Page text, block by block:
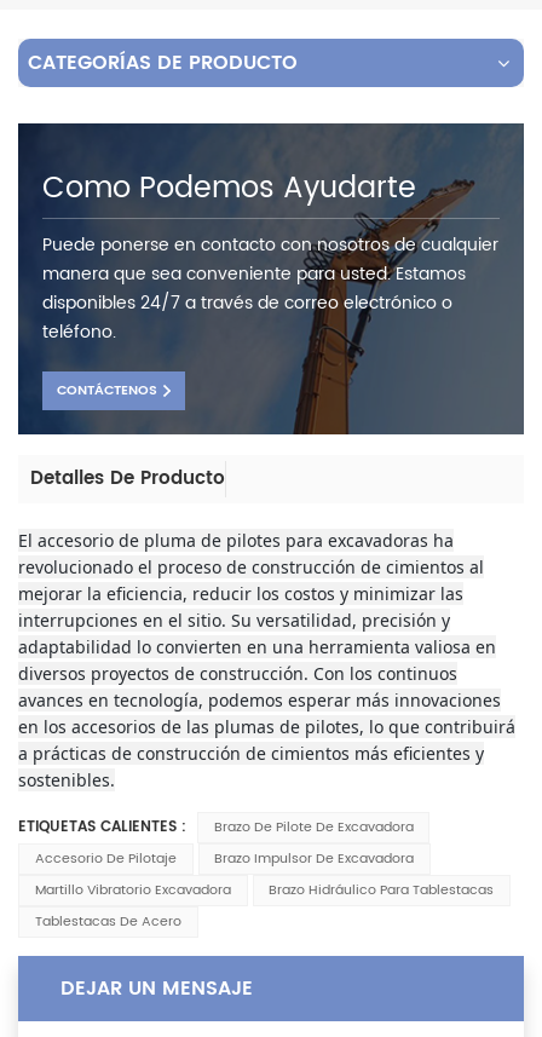
CATEGORÍAS DE PRODUCTO
Como Podemos Ayudarte
Puede ponerse en contacto con nosotros de cualquier
manera que sea conveniente para usted. Estamos
disponibles 24/7 a través de correo electrónico o
teléfono.
CONTÁCTENOS
Detalles De Producto
El accesorio de pluma de pilotes para excavadoras ha
revolucionado el proceso de construcción de cimientos al
mejorar la eficiencia, reducir los costos y minimizar las
interrupciones en el sitio. Su versatilidad, precisión y
adaptabilidad lo convierten en una herramienta valiosa en
diversos proyectos de construcción. Con los continuos
avances en tecnología, podemos esperar más innovaciones
en los accesorios de las plumas de pilotes, lo que contribuirá
a prácticas de construcción de cimientos más eficientes y
sostenibles.
ETIQUETAS CALIENTES :
Brazo De Pilote De Excavadora
Accesorio De Pilotaje
Brazo Impulsor De Excavadora
Martillo Vibratorio Excavadora
Brazo Hidráulico Para Tablestacas
Tablestacas De Acero
DEJAR UN MENSAJE